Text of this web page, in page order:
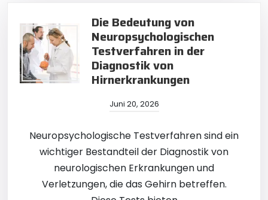
Die Bedeutung von
Neuropsychologischen
Testverfahren in der
Diagnostik von
Hirnerkrankungen
Juni 20, 2026
Neuropsychologische Testverfahren sind ein
wichtiger Bestandteil der Diagnostik von
neurologischen Erkrankungen und
Verletzungen, die das Gehirn betreffen.